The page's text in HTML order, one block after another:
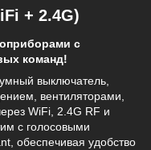
+ 2.4G)
с
команд!
выключатель,
вентиляторами,
WiFi, 2.4G RF и
с голосовыми
обеспечивая удобство